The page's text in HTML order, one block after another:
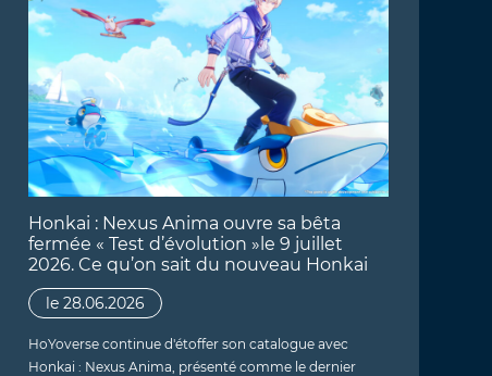
Honkai : Nexus Anima ouvre sa bêta
fermée « Test d’évolution »le 9 juillet
2026. Ce qu’on sait du nouveau Honkai
le 28.06.2026
HoYoverse continue d'étoffer son catalogue avec
Honkai : Nexus Anima, présenté comme le dernier